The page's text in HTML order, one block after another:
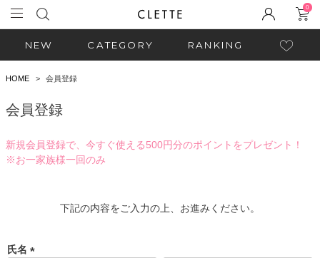
0
NEW CATEGORY RANKING
HOME 会員登録
会員登録
新規会員登録で、今すぐ使える500円分のポイントをプレゼント！
※お一家族様一回のみ
下記の内容をご入力の上、お進みください。
氏名